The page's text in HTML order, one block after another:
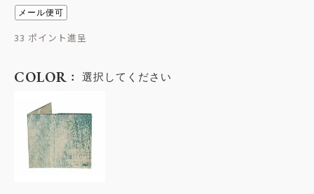
メール便可
33
COLOR 選択してください